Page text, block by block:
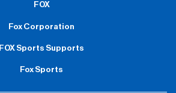
FOX
Fox Corporation
FOX Sports Supports
Fox Sports